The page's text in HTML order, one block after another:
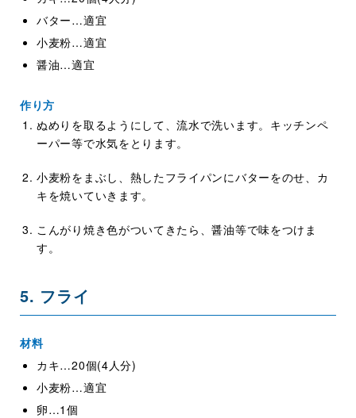
バター…適宜
小麦粉…適宜
醤油…適宜
作り方
ぬめりを取るようにして、流水で洗います。キッチンペ
ーパー等で水気をとります。
小麦粉をまぶし、熱したフライパンにバターをのせ、カ
キを焼いていきます。
こんがり焼き色がついてきたら、醤油等で味をつけま
す。
5. フライ
材料
カキ…20個(4人分)
小麦粉…適宜
卵…1個